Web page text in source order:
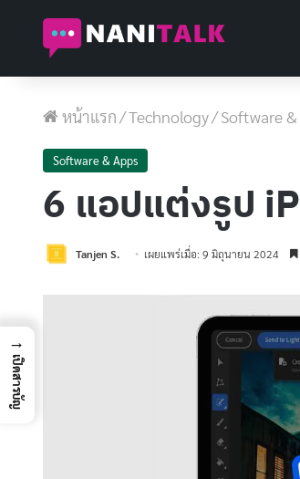
หน้าแรก/Technology/Software
Software & Apps
6 แอปแต่งรูป
Tanjen S. เผยแพร่เมื่อ: 9 มิถุนายน 2024
→
เปิดสารบัญ